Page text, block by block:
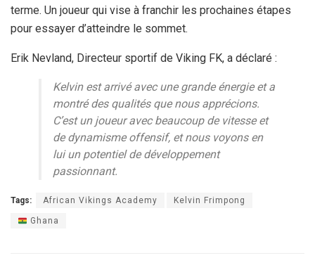
terme. Un joueur qui vise à franchir les prochaines étapes
pour essayer d’atteindre le sommet.
Erik Nevland, Directeur sportif de Viking FK, a déclaré :
Kelvin est arrivé avec une grande énergie et a
montré des qualités que nous apprécions.
C’est un joueur avec beaucoup de vitesse et
de dynamisme offensif, et nous voyons en
lui un potentiel de développement
passionnant.
Tags: African Vikings Academy Kelvin Frimpong
Ghana